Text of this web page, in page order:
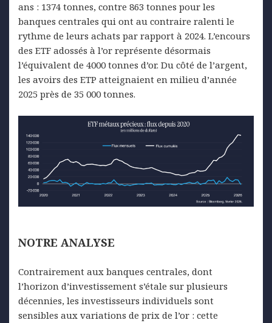
ans : 1374 tonnes, contre 863 tonnes pour les
banques centrales qui ont au contraire ralenti le
rythme de leurs achats par rapport à 2024. L’encours
des ETF adossés à l’or représente désormais
l’équivalent de 4000 tonnes d’or. Du côté de l’argent,
les avoirs des ETP atteignaient en milieu d’année
2025 près de 35 000 tonnes.
NOTRE ANALYSE
Contrairement aux banques centrales, dont
l’horizon d’investissement s’étale sur plusieurs
décennies, les investisseurs individuels sont
sensibles aux variations de prix de l’or : cette